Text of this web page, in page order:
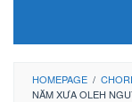
HOMEPAGE /
NĂM XƯA OLEH